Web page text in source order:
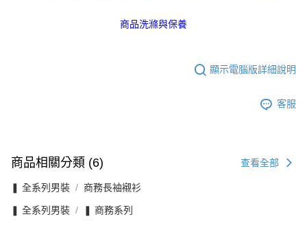
商品洗滌與保養
顯示電腦版詳細說明
客服
商品相關分類 (6) 查看全部
❚ 全系列男裝 商務長袖襯衫
❚ 全系列男裝 ❚ 商務系列